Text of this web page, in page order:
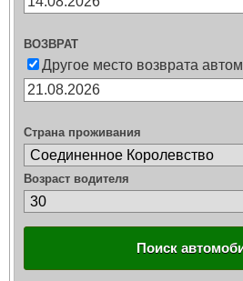
ВОЗВРАТ
Другое место возврата
Страна проживания
Возраст водителя
Поиск